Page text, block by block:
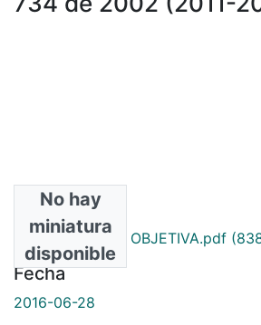
No hay
miniatura
disponible
Archivos
LA TASACIÓN OBJETIVA.pdf
Fecha
2016-06-28